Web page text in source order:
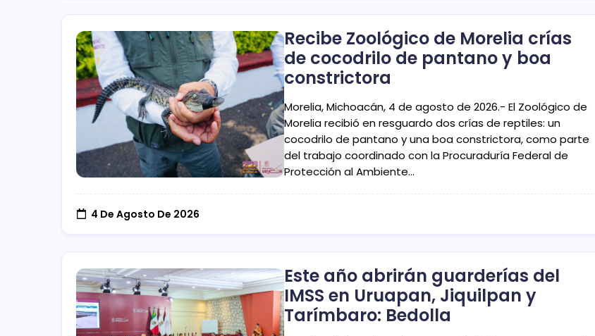
Recibe Zoológico de Morelia crías
de cocodrilo de pantano y boa
constrictora
Morelia, Michoacán, 4 de agosto de 2026.- El Zoológico de
Morelia recibió en resguardo dos crías de reptiles: un
cocodrilo de pantano y una boa constrictora, como parte
del trabajo coordinado con la Procuraduría Federal de
Protección al Ambiente…
4 De Agosto De 2026
Este año abrirán guarderías del
IMSS en Uruapan, Jiquilpan y
Tarímbaro: Bedolla